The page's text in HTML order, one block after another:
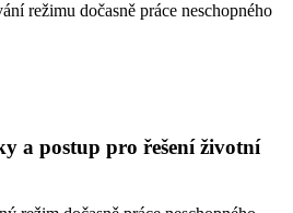
režimu dočasně práce neschopného
a postup pro řešení životní